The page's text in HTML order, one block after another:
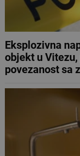
Eksplozivna
objekt u
povezanost sa